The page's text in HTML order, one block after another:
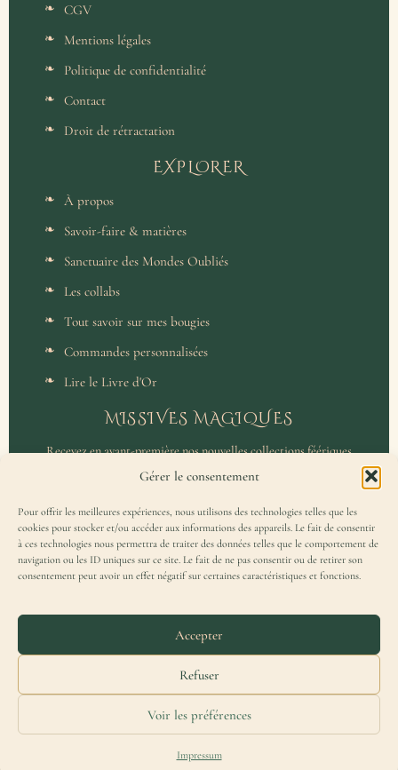
Gérer le consentement
Pour offrir les meilleures expériences, nous utilisons des technologies telles que les
cookies pour stocker et/ou accéder aux informations des appareils. Le fait de consentir
à ces technologies nous permettra de traiter des données telles que le comportement de
navigation ou les ID uniques sur ce site. Le fait de ne pas consentir ou de retirer son
consentement peut avoir un effet négatif sur certaines caractéristiques et fonctions.
Accepter
Refuser
Voir les préférences
Impressum
CGV
Mentions légales
Politique de confidentialité
Contact
Droit de rétractation
EXPLORER
À propos
Savoir-faire & matières
Sanctuaire des Mondes Oubliés
Les collabs
Tout savoir sur mes bougies
Commandes personnalisées
Lire le Livre d'Or
MISSIVES MAGIQUES
Recevez en avant-première nos nouvelles collections féériques
et un accès privilégié aux coulisses de l'atelier.
J'accepte de recevoir la Missive Magique et j'ai lu lapolitique de
Merydar® est une marque française déposée à l'INPI — Tous droits réservés.